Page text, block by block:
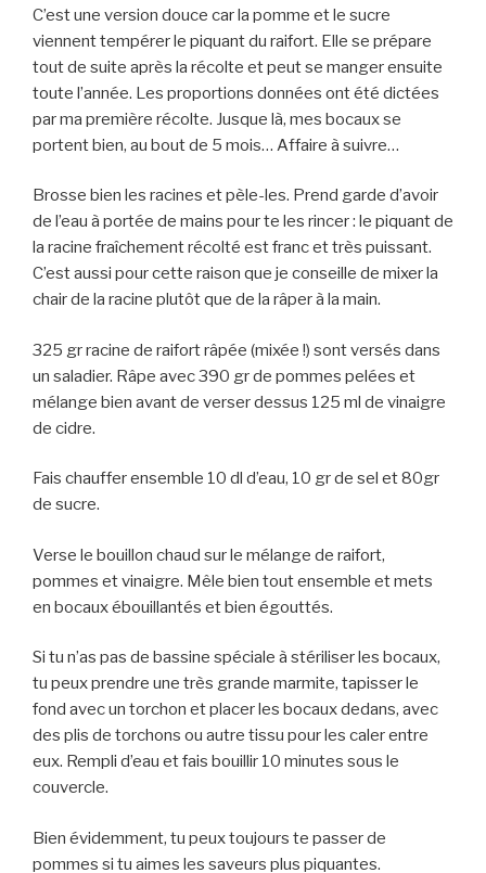
C’est une version douce car la pomme et le sucre
viennent tempérer le piquant du raifort. Elle se prépare
tout de suite après la récolte et peut se manger ensuite
toute l’année. Les proportions données ont été dictées
par ma première récolte. Jusque là, mes bocaux se
portent bien, au bout de 5 mois… Affaire à suivre…
Brosse bien les racines et pèle-les. Prend garde d’avoir
de l’eau à portée de mains pour te les rincer : le piquant de
la racine fraîchement récolté est franc et très puissant.
C’est aussi pour cette raison que je conseille de mixer la
chair de la racine plutôt que de la râper à la main.
325 gr racine de raifort râpée (mixée !) sont versés dans
un saladier. Râpe avec 390 gr de pommes pelées et
mélange bien avant de verser dessus 125 ml de vinaigre
de cidre.
Fais chauffer ensemble 10 dl d’eau, 10 gr de sel et 80gr
de sucre.
Verse le bouillon chaud sur le mélange de raifort,
pommes et vinaigre. Mêle bien tout ensemble et mets
en bocaux ébouillantés et bien égouttés.
Si tu n’as pas de bassine spéciale à stériliser les bocaux,
tu peux prendre une très grande marmite, tapisser le
fond avec un torchon et placer les bocaux dedans, avec
des plis de torchons ou autre tissu pour les caler entre
eux. Rempli d’eau et fais bouillir 10 minutes sous le
couvercle.
Bien évidemment, tu peux toujours te passer de
pommes si tu aimes les saveurs plus piquantes.